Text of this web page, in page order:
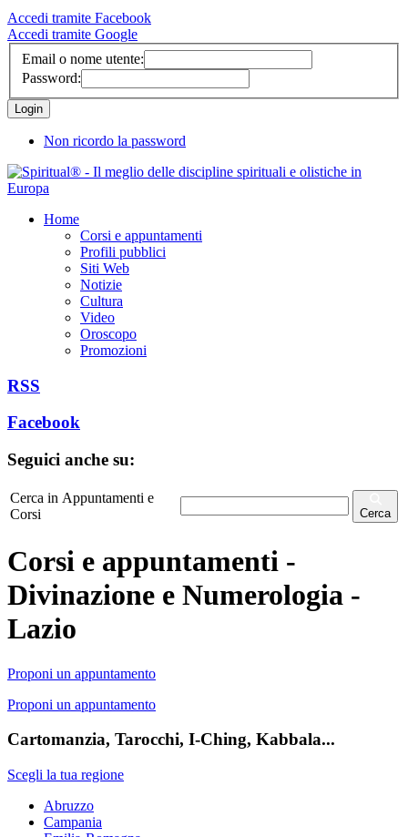
Accedi tramite Facebook
Accedi tramite Google
Email o nome utente:
Password:
Non ricordo la password
Home
Corsi e appuntamenti
Profili pubblici
Siti Web
Notizie
Cultura
Video
Oroscopo
Promozioni
RSS
Facebook
Seguici anche su:
Cerca in Appuntamenti e
Corsi
Cerca
Corsi e appuntamenti -
Divinazione e Numerologia -
Lazio
Proponi un appuntamento
Proponi un appuntamento
Cartomanzia, Tarocchi, I-Ching, Kabbala...
Scegli la tua regione
Abruzzo
Campania